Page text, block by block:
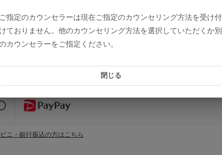
ニ・銀行振込の方はこちら
指定のカウンセラーは現在ご指定のカウンセリング方法を受け付
ておりません。他のカウンセリング方法を選択していただくか別
カウンセラーをご指定ください。
閉じる